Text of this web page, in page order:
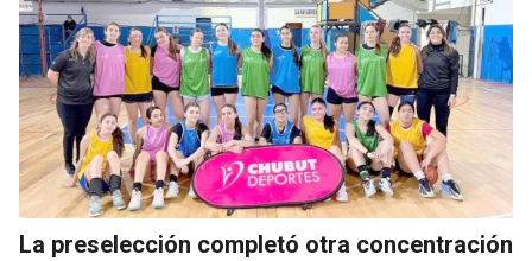
La preselección completó otra concentración